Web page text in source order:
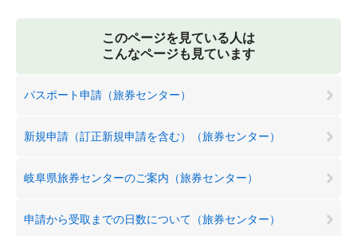
このページを見ている人は
こんなページも見ています
パスポート申請（旅券センター）
新規申請（訂正新規申請を含む）（旅券センター）
岐阜県旅券センターのご案内（旅券センター）
申請から受取までの日数について（旅券センター）